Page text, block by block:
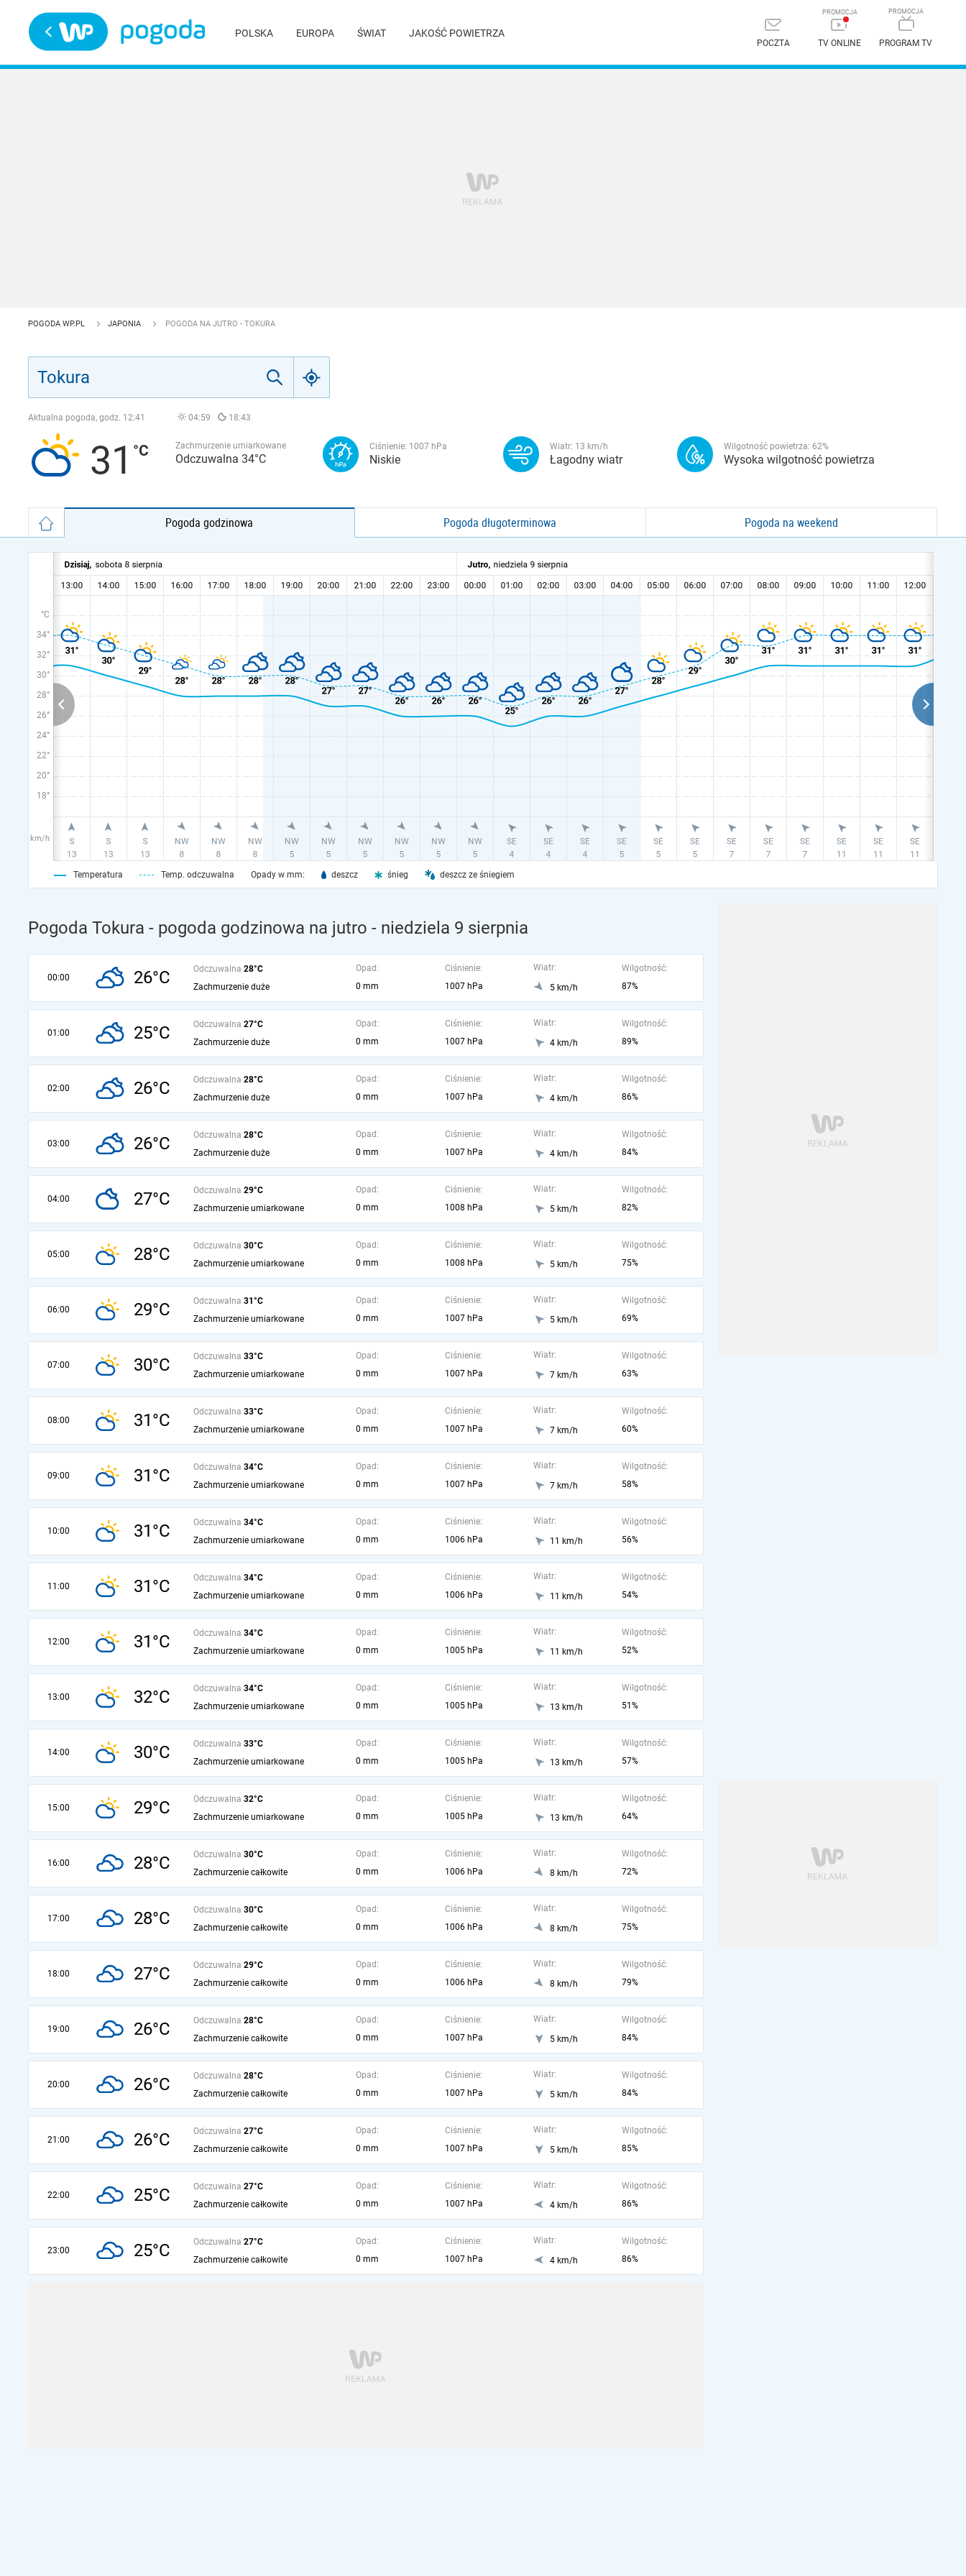
POLSKA EUROPA ŚWIAT JAKOŚĆ POWIETRZA
POCZTA TV ONLINE PROGRAM TV
POGODA WP.PL JAPONIA POGODA NA JUTRO - TOKURA
Aktualna pogoda, godz. 12:41 04:59 18:43
31 Zachmurzenie umiarkowane
Odczuwalna 34°C
Ciśnienie: 1007 hPa
Niskie
Wiatr: 13 km/h
Łagodny wiatr
Wilgotność powietrza: 62%
Wysoka wilgotność powietrza
Pogoda godzinowa Pogoda długoterminowa Pogoda na weekend
°C
34°
32°
30°
28°
26°
24°
22°
20°
18°
km/h
Temperatura Temp. odczuwalna Opady w mm: deszcz śnieg deszcz ze śniegiem
Pogoda Tokura - pogoda godzinowa na jutro - niedziela 9 sierpnia
00:00 26°C Odczuwalna 28°C
Zachmurzenie duże
Opad:
0 mm
Ciśnienie:
1007 hPa
Wiatr:
5 km/h
Wilgotność:
87%
01:00 25°C Odczuwalna 27°C
Zachmurzenie duże
Opad:
0 mm
Ciśnienie:
1007 hPa
Wiatr:
4 km/h
Wilgotność:
89%
02:00 26°C Odczuwalna 28°C
Zachmurzenie duże
Opad:
0 mm
Ciśnienie:
1007 hPa
Wiatr:
4 km/h
Wilgotność:
86%
03:00 26°C Odczuwalna 28°C
Zachmurzenie duże
Opad:
0 mm
Ciśnienie:
1007 hPa
Wiatr:
4 km/h
Wilgotność:
84%
04:00 27°C Odczuwalna 29°C
Zachmurzenie umiarkowane
Opad:
0 mm
Ciśnienie:
1008 hPa
Wiatr:
5 km/h
Wilgotność:
82%
05:00 28°C Odczuwalna 30°C
Zachmurzenie umiarkowane
Opad:
0 mm
Ciśnienie:
1008 hPa
Wiatr:
5 km/h
Wilgotność:
75%
06:00 29°C Odczuwalna 31°C
Zachmurzenie umiarkowane
Opad:
0 mm
Ciśnienie:
1007 hPa
Wiatr:
5 km/h
Wilgotność:
69%
07:00 30°C Odczuwalna 33°C
Zachmurzenie umiarkowane
Opad:
0 mm
Ciśnienie:
1007 hPa
Wiatr:
7 km/h
Wilgotność:
63%
08:00 31°C Odczuwalna 33°C
Zachmurzenie umiarkowane
Opad:
0 mm
Ciśnienie:
1007 hPa
Wiatr:
7 km/h
Wilgotność:
60%
09:00 31°C Odczuwalna 34°C
Zachmurzenie umiarkowane
Opad:
0 mm
Ciśnienie:
1007 hPa
Wiatr:
7 km/h
Wilgotność:
58%
10:00 31°C Odczuwalna 34°C
Zachmurzenie umiarkowane
Opad:
0 mm
Ciśnienie:
1006 hPa
Wiatr:
11 km/h
Wilgotność:
56%
11:00 31°C Odczuwalna 34°C
Zachmurzenie umiarkowane
Opad:
0 mm
Ciśnienie:
1006 hPa
Wiatr:
11 km/h
Wilgotność:
54%
12:00 31°C Odczuwalna 34°C
Zachmurzenie umiarkowane
Opad:
0 mm
Ciśnienie:
1005 hPa
Wiatr:
11 km/h
Wilgotność:
52%
13:00 32°C Odczuwalna 34°C
Zachmurzenie umiarkowane
Opad:
0 mm
Ciśnienie:
1005 hPa
Wiatr:
13 km/h
Wilgotność:
51%
14:00 30°C Odczuwalna 33°C
Zachmurzenie umiarkowane
Opad:
0 mm
Ciśnienie:
1005 hPa
Wiatr:
13 km/h
Wilgotność:
57%
15:00 29°C Odczuwalna 32°C
Zachmurzenie umiarkowane
Opad:
0 mm
Ciśnienie:
1005 hPa
Wiatr:
13 km/h
Wilgotność:
64%
16:00 28°C Odczuwalna 30°C
Zachmurzenie całkowite
Opad:
0 mm
Ciśnienie:
1006 hPa
Wiatr:
8 km/h
Wilgotność:
72%
17:00 28°C Odczuwalna 30°C
Zachmurzenie całkowite
Opad:
0 mm
Ciśnienie:
1006 hPa
Wiatr:
8 km/h
Wilgotność:
75%
18:00 27°C Odczuwalna 29°C
Zachmurzenie całkowite
Opad:
0 mm
Ciśnienie:
1006 hPa
Wiatr:
8 km/h
Wilgotność:
79%
19:00 26°C Odczuwalna 28°C
Zachmurzenie całkowite
Opad:
0 mm
Ciśnienie:
1007 hPa
Wiatr:
5 km/h
Wilgotność:
84%
20:00 26°C Odczuwalna 28°C
Zachmurzenie całkowite
Opad:
0 mm
Ciśnienie:
1007 hPa
Wiatr:
5 km/h
Wilgotność:
84%
21:00 26°C Odczuwalna 27°C
Zachmurzenie całkowite
Opad:
0 mm
Ciśnienie:
1007 hPa
Wiatr:
5 km/h
Wilgotność:
85%
22:00 25°C Odczuwalna 27°C
Zachmurzenie całkowite
Opad:
0 mm
Ciśnienie:
1007 hPa
Wiatr:
4 km/h
Wilgotność:
86%
23:00 25°C Odczuwalna 27°C
Zachmurzenie całkowite
Opad:
0 mm
Ciśnienie:
1007 hPa
Wiatr:
4 km/h
Wilgotność:
86%